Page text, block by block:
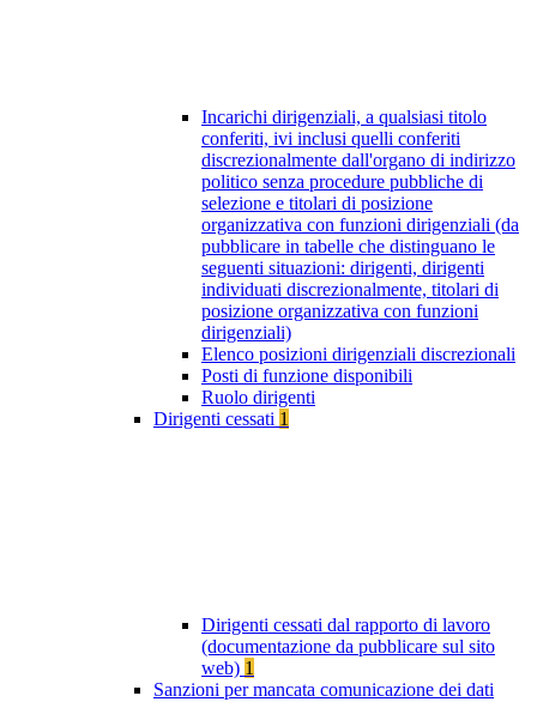
Incarichi dirigenziali, a qualsiasi titolo
conferiti, ivi inclusi quelli conferiti
discrezionalmente dall'organo di indirizzo
politico senza procedure pubbliche di
selezione e titolari di posizione
organizzativa con funzioni dirigenziali (da
pubblicare in tabelle che distinguano le
seguenti situazioni: dirigenti, dirigenti
individuati discrezionalmente, titolari di
posizione organizzativa con funzioni
dirigenziali)
Elenco posizioni dirigenziali discrezionali
Posti di funzione disponibili
Ruolo dirigenti
Dirigenti cessati 1
Dirigenti cessati dal rapporto di lavoro
(documentazione da pubblicare sul sito
web) 1
Sanzioni per mancata comunicazione dei dati